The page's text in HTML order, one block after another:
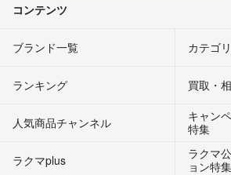
コンテンツ
ブランド一覧 カテゴ
ランキング 買取・
人気商品チャンネル
キャン
特集
ラクマplus
ラクマ
ョン特集